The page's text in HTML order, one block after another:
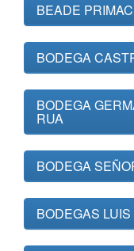
BEADE
BODEGA
BODEGA
RUA
BODEGA
BODEGAS